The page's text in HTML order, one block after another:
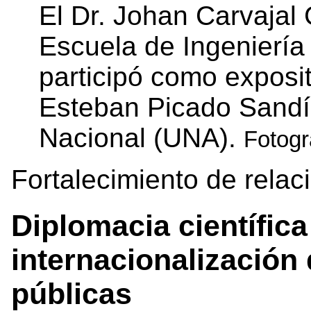
El Dr. Johan
Escuela de
participó como
Esteban Picado
Nacional (UNA).
Fortalecimiento de
Diplomacia
internacionalización
públicas